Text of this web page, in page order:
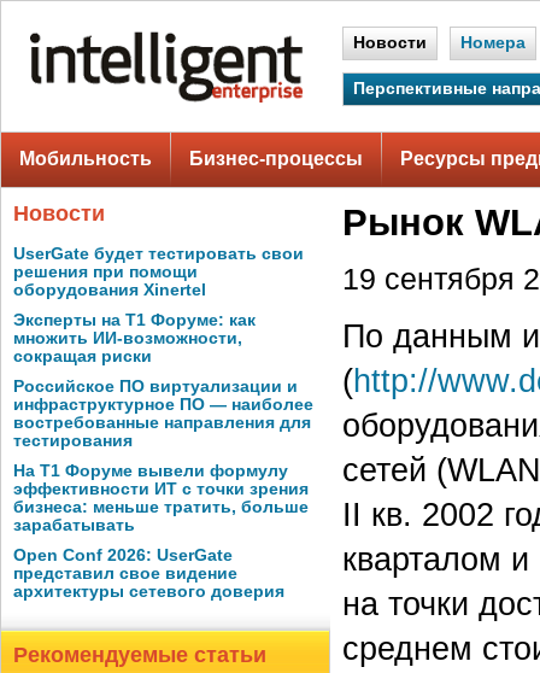
Новости Номера
Перспективные
Мобильность Бизнес-процессы Ресурсы
Новости
UserGate будет тестировать свои
решения при помощи
оборудования Xinertel
Эксперты на Т1 Форуме: как
множить ИИ-возможности,
сокращая риски
Российское ПО виртуализации и
инфраструктурное ПО — наиболее
востребованные направления для
тестирования
На Т1 Форуме вывели формулу
эффективности ИТ с точки зрения
бизнеса: меньше тратить, больше
зарабатывать
Open Conf 2026: UserGate
представил свое видение
архитектуры сетевого доверия
Рекомендуемые статьи
Рынок
19 сентября
По данным
(http://
сетей
II кв. 2002
кварталом
на точки
среднем